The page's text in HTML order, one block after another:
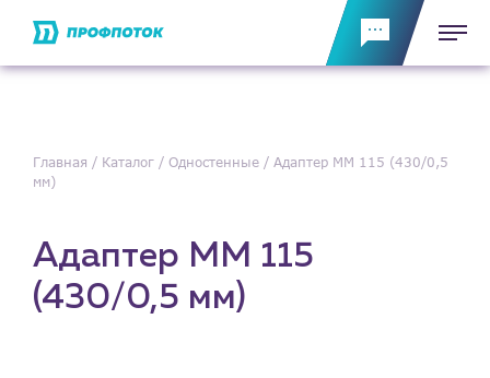
Главная Каталог Одностенные
Адаптер ММ 115 (430/0,5
мм)
Адаптер ММ 115
(430/0,5 мм)